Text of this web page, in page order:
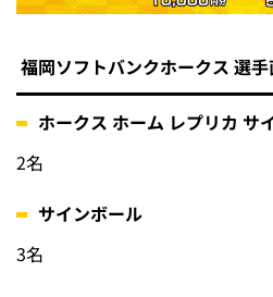
福岡ソフトバンクホークス 選
ホークス ホーム レプリカ サ
2名
サインボール
3名